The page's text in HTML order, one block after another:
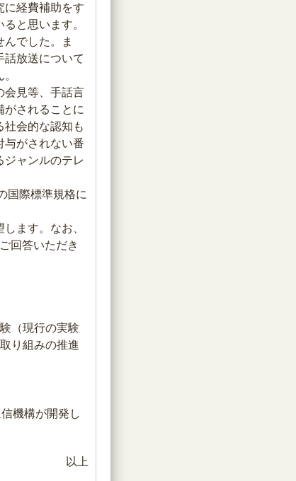
に経費補助をす
と思います。
でした。ま
話放送について
会見等、手話言
がされることに
社会的な認知も
与がされない番
ジャンルのテレ
国際標準規格に
ます。なお、
回答いただき
（現行の実験
り組みの推進
機構が開発し
以上